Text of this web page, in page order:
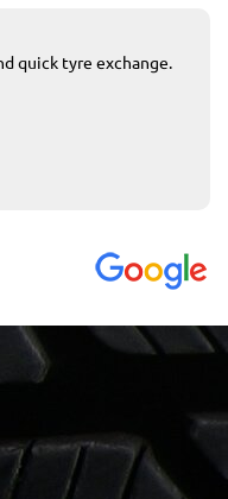
quick tyre exchange.